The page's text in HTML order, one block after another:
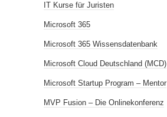
IT Kurse für Juristen
Microsoft 365
Microsoft 365 Wissensdatenbank
Microsoft Cloud Deutschland (MCD)
Microsoft Startup Program – Mentor
MVP Fusion – Die Onlinekonferenz